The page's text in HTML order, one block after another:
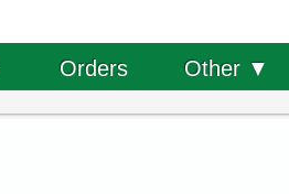
Orders Other ▼